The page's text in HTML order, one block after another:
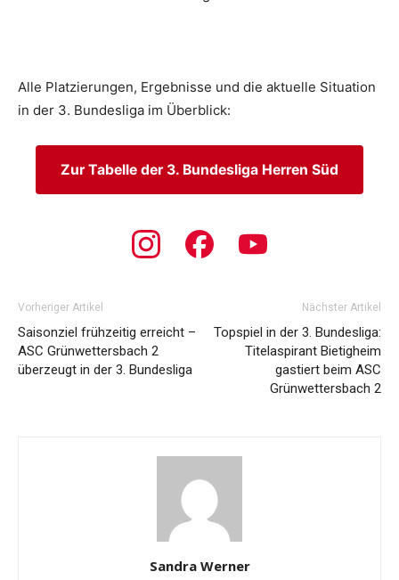
Alle Platzierungen, Ergebnisse und die aktuelle Situation
in der 3. Bundesliga im Überblick:
Zur Tabelle der 3. Bundesliga Herren Süd
Vorheriger Artikel
Saisonziel frühzeitig erreicht –
ASC Grünwettersbach 2
überzeugt in der 3. Bundesliga
Nächster Artikel
Topspiel in der 3. Bundesliga:
Titelaspirant Bietigheim
gastiert beim ASC
Grünwettersbach 2
Sandra Werner